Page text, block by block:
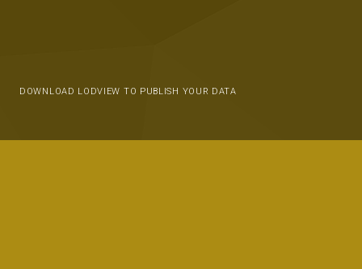
DOWNLOAD LODVIEW TO PUBLISH YOUR DATA